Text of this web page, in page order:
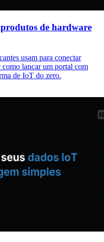
de hardware
usam para conectar
como lançar um portal com
de IoT do zero.